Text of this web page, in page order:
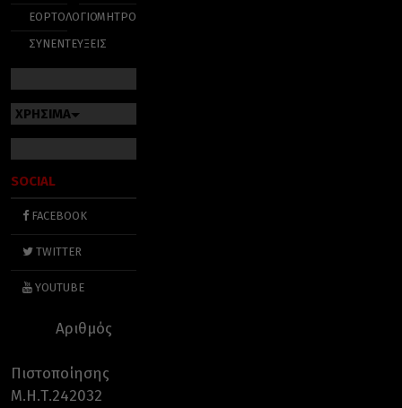
ΕΟΡΤΟΛΟΓΙΟ
ΣΥΝΕΝΤΕΥΞΕΙΣ
ΜΗΤΡΟΠΟΛΕΙΣ
ΧΡΗΣΙΜΑ
SOCIAL
FACEBOOK
TWITTER
YOUTUBE
Αριθμός
Πιστοποίησης
Μ.Η.Τ.242032